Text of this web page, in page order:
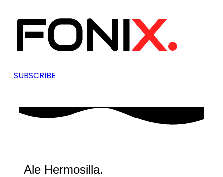
SUBSCRIBE
Ale Hermosilla.